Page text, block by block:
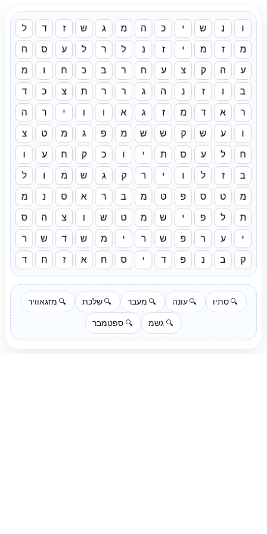
ו נ ש י כ ה מ ג ש ז ד ל
מ ז מ י ז נ ל ר ל ע ס ח
ע ה ק צ ע ח ר ב כ ח ו מ
ב ו ז נ ה ג ר ר ת צ כ ד
ר א ד מ ז ג א ו ו י ר ה
ו ע ש ק ש ש מ פ ג מ ט צ
ח ל ע ס ת י ו כ ק ח ע ו
ב ז ל ו י ר ק ג ש מ ו ל
מ ט ס פ ט מ ב ר א ס נ מ
ת ל פ י ש מ ט ש ו צ ה ס
י ע ר פ ש ר י מ ש ד ש ר
ק ב נ פ ד י ס ח א ז ח ד
🔍 סתיו 🔍 עונה 🔍 מעבר 🔍 שלכת 🔍 מזגאוויר
🔍 גשמ 🔍 ספטמבר